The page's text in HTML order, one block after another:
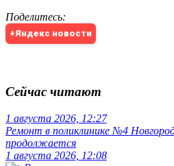
Поделитесь:
+Яндекс новости
Сейчас читают
1 августа 2026, 12:27
Ремонт в поликлинике №4
продолжается
1 августа 2026, 12:08